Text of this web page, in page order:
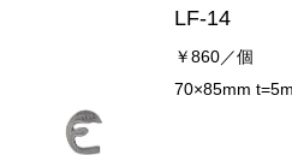
LF-14
￥860／個
70×85mm